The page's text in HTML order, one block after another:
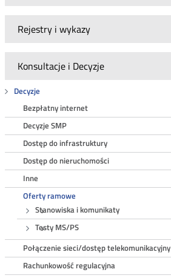
Rejestry i wykazy
Konsultacje i Decyzje
Decyzje
Bezpłatny internet
Decyzje SMP
Dostęp do infrastruktury
Dostęp do nieruchomości
Inne
Oferty ramowe
Stanowiska i komunikaty
Testy MS/PS
Połączenie sieci/dostęp telekomunikacyjny
Rachunkowość regulacyjna